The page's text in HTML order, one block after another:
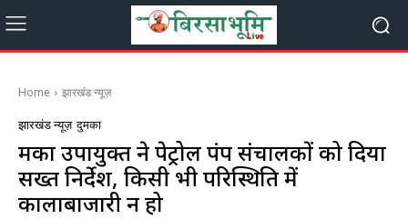
Home झारखंड न्यूज़
झारखंड न्यूज़ दुमका
दुमका उपायुक्त ने पेट्रोल पंप संचालकों को दिया
सख्त निर्देश, किसी भी परिस्थिति में
कालाबाजारी न हो